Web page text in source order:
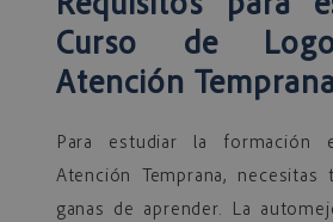
Curso de
Atención Temprana
Para estudiar la formación
Atención Temprana,
ganas de aprender. La